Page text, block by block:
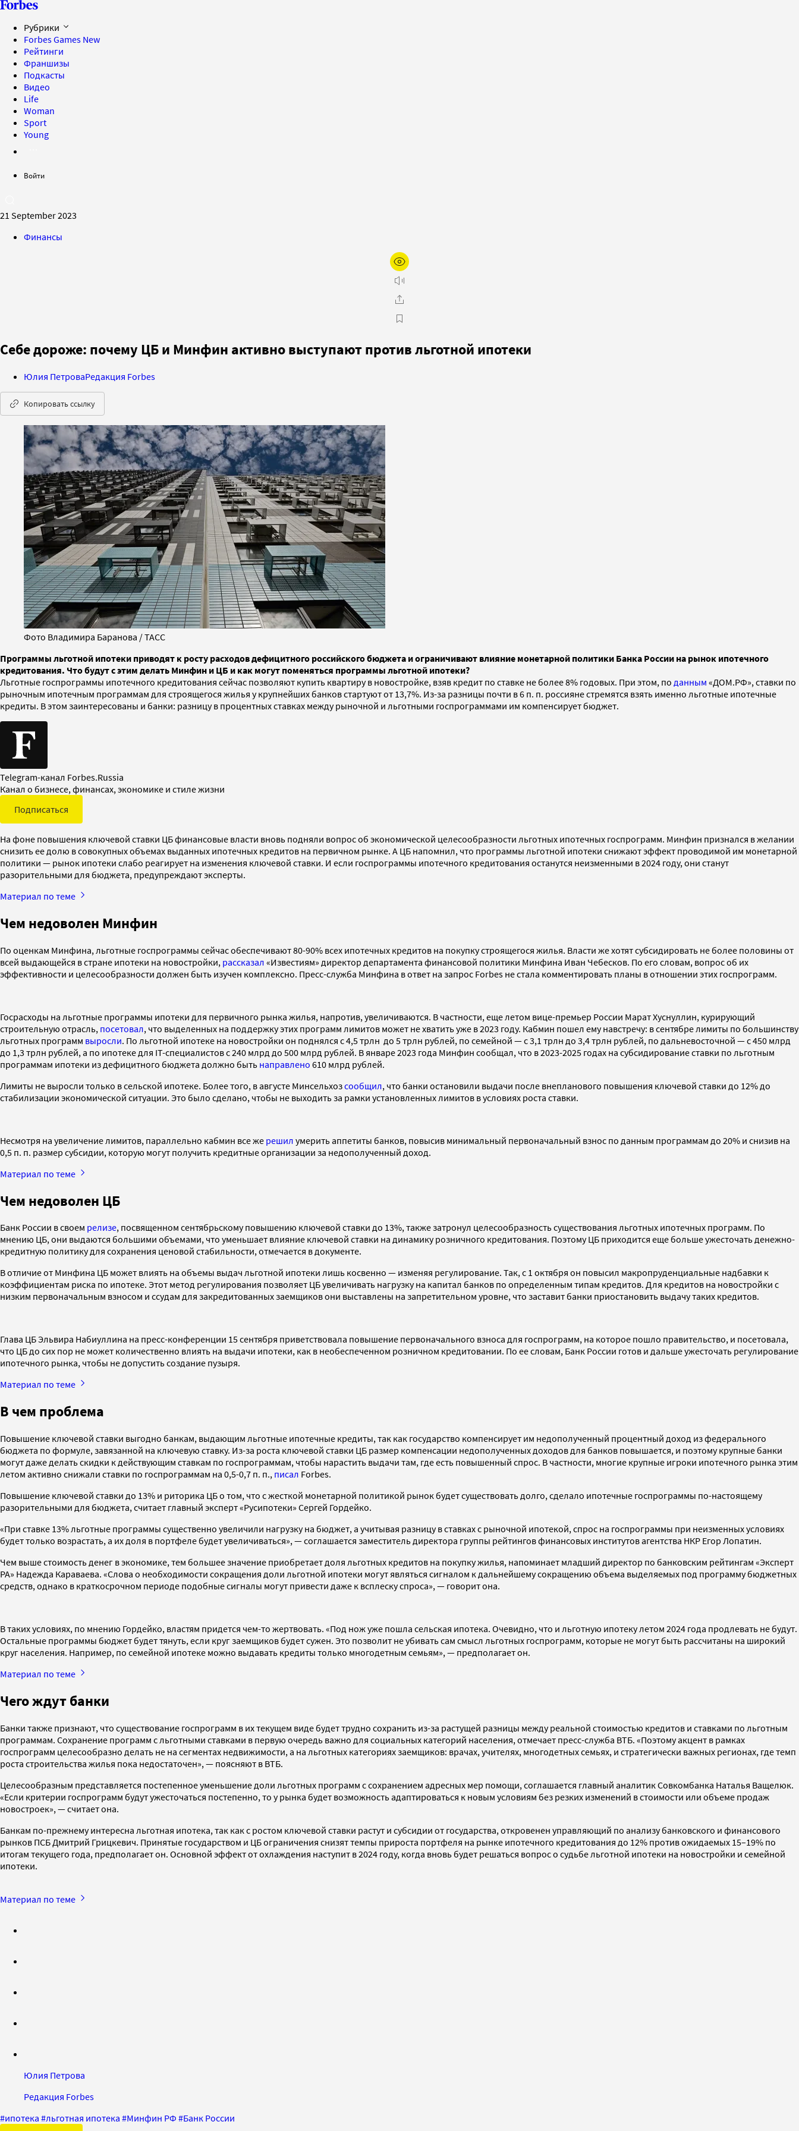
Рубрики
Forbes Games New
Рейтинги
Франшизы
Подкасты
Видео
Life
Woman
Sport
Young
Войти
21 September 2023
Финансы
Себе дороже: почему ЦБ и Минфин активно выступают против льготной ипотеки
Юлия ПетроваРедакция Forbes
Копировать ссылку
Фото Владимира Баранова / ТАСС
Программы льготной ипотеки приводят к росту расходов дефицитного российского бюджета и ограничивают влияние монетарной политики Банка России на рынок ипотечного
кредитования. Что будут с этим делать Минфин и ЦБ и как могут поменяться программы льготной ипотеки?
Льготные госпрограммы ипотечного кредитования сейчас позволяют купить квартиру в новостройке, взяв кредит по ставке не более 8% годовых. При этом, по данным «ДОМ.РФ», ставки по
рыночным ипотечным программам для строящегося жилья у крупнейших банков стартуют от 13,7%. Из-за разницы почти в 6 п. п. россияне стремятся взять именно льготные ипотечные
кредиты. В этом заинтересованы и банки: разницу в процентных ставках между рыночной и льготными госпрограммами им компенсирует бюджет.
Telegram-канал Forbes.Russia
Канал о бизнесе, финансах, экономике и стиле жизни
Подписаться
На фоне повышения ключевой ставки ЦБ финансовые власти вновь подняли вопрос об экономической целесообразности льготных ипотечных госпрограмм. Минфин признался в желании
снизить ее долю в совокупных объемах выданных ипотечных кредитов на первичном рынке. А ЦБ напомнил, что программы льготной ипотеки снижают эффект проводимой им монетарной
политики — рынок ипотеки слабо реагирует на изменения ключевой ставки. И если госпрограммы ипотечного кредитования останутся неизменными в 2024 году, они станут
разорительными для бюджета, предупреждают эксперты.
Материал по теме
Чем недоволен Минфин
По оценкам Минфина, льготные госпрограммы сейчас обеспечивают 80-90% всех ипотечных кредитов на покупку строящегося жилья. Власти же хотят субсидировать не более половины от
всей выдающейся в стране ипотеки на новостройки, рассказал «Известиям» директор департамента финансовой политики Минфина Иван Чебесков. По его словам, вопрос об их
эффективности и целесообразности должен быть изучен комплексно. Пресс-служба Минфина в ответ на запрос Forbes не стала комментировать планы в отношении этих госпрограмм.
Госрасходы на льготные программы ипотеки для первичного рынка жилья, напротив, увеличиваются. В частности, еще летом вице-премьер России Марат Хуснуллин, курирующий
строительную отрасль, посетовал, что выделенных на поддержку этих программ лимитов может не хватить уже в 2023 году. Кабмин пошел ему навстречу: в сентябре лимиты по большинству
льготных программ выросли. По льготной ипотеке на новостройки он поднялся с 4,5 трлн до 5 трлн рублей, по семейной — с 3,1 трлн до 3,4 трлн рублей, по дальневосточной — с 450 млрд
до 1,3 трлн рублей, а по ипотеке для IT-специалистов с 240 млрд до 500 млрд рублей. В январе 2023 года Минфин сообщал, что в 2023-2025 годах на субсидирование ставки по льготным
программам ипотеки из дефицитного бюджета должно быть направлено 610 млрд рублей.
Лимиты не выросли только в сельской ипотеке. Более того, в августе Минсельхозсообщил, что банки остановили выдачи после внепланового повышения ключевой ставки до 12% до
стабилизации экономической ситуации. Это было сделано, чтобы не выходить за рамки установленных лимитов в условиях роста ставки.
Несмотря на увеличение лимитов, параллельно кабмин все же решил умерить аппетиты банков, повысив минимальный первоначальный взнос по данным программам до 20% и снизив на
0,5 п. п. размер субсидии, которую могут получить кредитные организации за недополученный доход.
Материал по теме
Чем недоволен ЦБ
Банк России в своем релизе, посвященном сентябрьскому повышению ключевой ставки до 13%, также затронул целесообразность существования льготных ипотечных программ. По
мнению ЦБ, они выдаются большими объемами, что уменьшает влияние ключевой ставки на динамику розничного кредитования. Поэтому ЦБ приходится еще больше ужесточать денежно-
кредитную политику для сохранения ценовой стабильности, отмечается в документе.
В отличие от Минфина ЦБ может влиять на объемы выдач льготной ипотеки лишь косвенно — изменяя регулирование. Так, с 1 октября он повысил макропруденциальные надбавки к
коэффициентам риска по ипотеке. Этот метод регулирования позволяет ЦБ увеличивать нагрузку на капитал банков по определенным типам кредитов. Для кредитов на новостройки с
низким первоначальным взносом и ссудам для закредитованных заемщиков они выставлены на запретительном уровне, что заставит банки приостановить выдачу таких кредитов.
Глава ЦБ Эльвира Набиуллина на пресс-конференции 15 сентября приветствовала повышение первоначального взноса для госпрограмм, на которое пошло правительство, и посетовала,
что ЦБ до сих пор не может количественно влиять на выдачи ипотеки, как в необеспеченном розничном кредитовании. По ее словам, Банк России готов и дальше ужесточать регулирование
ипотечного рынка, чтобы не допустить создание пузыря.
Материал по теме
В чем проблема
Повышение ключевой ставки выгодно банкам, выдающим льготные ипотечные кредиты, так как государство компенсирует им недополученный процентный доход из федерального
бюджета по формуле, завязанной на ключевую ставку. Из-за роста ключевой ставки ЦБ размер компенсации недополученных доходов для банков повышается, и поэтому крупные банки
могут даже делать скидки к действующим ставкам по госпрограммам, чтобы нарастить выдачи там, где есть повышенный спрос. В частности, многие крупные игроки ипотечного рынка этим
летом активно снижали ставки по госпрограммам на 0,5-0,7 п. п., писал Forbes.
Повышение ключевой ставки до 13% и риторика ЦБ о том, что с жесткой монетарной политикой рынок будет существовать долго, сделало ипотечные госпрограммы по-настоящему
разорительными для бюджета, считает главный эксперт «Русипотеки» Сергей Гордейко.
«При ставке 13% льготные программы существенно увеличили нагрузку на бюджет, а учитывая разницу в ставках с рыночной ипотекой, спрос на госпрограммы при неизменных условиях
будет только возрастать, а их доля в портфеле будет увеличиваться», — соглашается заместитель директора группы рейтингов финансовых институтов агентства НКР Егор Лопатин.
Чем выше стоимость денег в экономике, тем большее значение приобретает доля льготных кредитов на покупку жилья, напоминает младший директор по банковским рейтингам «Эксперт
РА» Надежда Караваева. «Слова о необходимости сокращения доли льготной ипотеки могут являться сигналом к дальнейшему сокращению объема выделяемых под программу бюджетных
средств, однако в краткосрочном периоде подобные сигналы могут привести даже к всплеску спроса», — говорит она.
В таких условиях, по мнению Гордейко, властям придется чем-то жертвовать. «Под нож уже пошла сельская ипотека. Очевидно, что и льготную ипотеку летом 2024 года продлевать не будут.
Остальные программы бюджет будет тянуть, если круг заемщиков будет сужен. Это позволит не убивать сам смысл льготных госпрограмм, которые не могут быть рассчитаны на широкий
круг населения. Например, по семейной ипотеке можно выдавать кредиты только многодетным семьям», — предполагает он.
Материал по теме
Чего ждут банки
Банки также признают, что существование госпрограмм в их текущем виде будет трудно сохранить из-за растущей разницы между реальной стоимостью кредитов и ставками по льготным
программам. Сохранение программ с льготными ставками в первую очередь важно для социальных категорий населения, отмечает пресс-служба ВТБ. «Поэтому акцент в рамках
госпрограмм целесообразно делать не на сегментах недвижимости, а на льготных категориях заемщиков: врачах, учителях, многодетных семьях, и стратегически важных регионах, где темп
роста строительства жилья пока недостаточен», — поясняют в ВТБ.
Целесообразным представляется постепенное уменьшение доли льготных программ с сохранением адресных мер помощи, соглашается главный аналитик Совкомбанка Наталья Ващелюк.
«Если критерии госпрограмм будут ужесточаться постепенно, то у рынка будет возможность адаптироваться к новым условиям без резких изменений в стоимости или объеме продаж
новостроек», — считает она.
Банкам по-прежнему интересна льготная ипотека, так как с ростом ключевой ставки растут и субсидии от государства, откровенен управляющий по анализу банковского и финансового
рынков ПСБ Дмитрий Грицкевич. Принятые государством и ЦБ ограничения снизят темпы прироста портфеля на рынке ипотечного кредитования до 12% против ожидаемых 15–19% по
итогам текущего года, предполагает он. Основной эффект от охлаждения наступит в 2024 году, когда вновь будет решаться вопрос о судьбе льготной ипотеки на новостройки и семейной
ипотеки.
Материал по теме
Юлия Петрова
Редакция Forbes
#ипотека #льготная ипотека #Минфин РФ #Банк России